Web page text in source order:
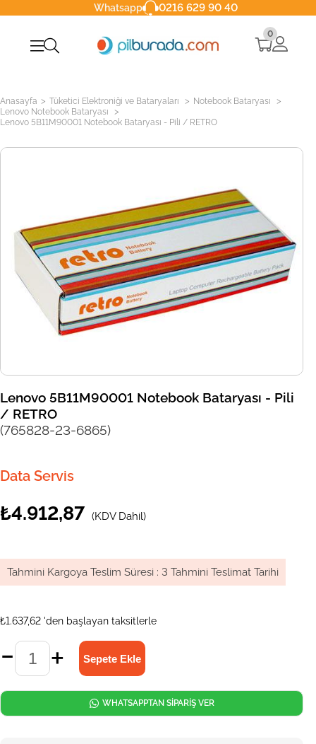
Whatsapp 0216 629 90 40
0
Anasayfa > Tüketici Elektroniği ve Bataryaları > Notebook Bataryası >
Lenovo Notebook Bataryası >
Lenovo 5B11M90001 Notebook Bataryası - Pili / RETRO
Lenovo 5B11M90001 Notebook Bataryası - Pili
/ RETRO
(765828-23-6865)
Data Servis
₺4.912,87 (KDV Dahil)
Tahmini Kargoya Teslim Süresi : 3 Tahmini Teslimat Tarihi
₺1.637,62 'den başlayan taksitlerle
WHATSAPPTAN SİPARİŞ VER